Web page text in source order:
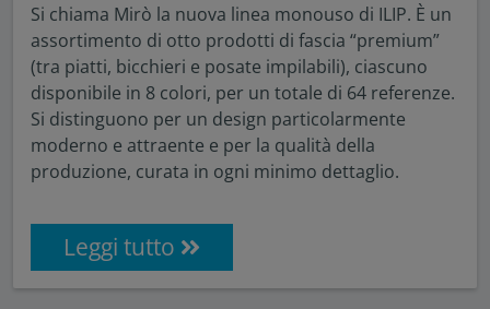
Si chiama Mirò la nuova linea monouso di ILIP. È un
assortimento di otto prodotti di fascia “premium”
(tra piatti, bicchieri e posate impilabili), ciascuno
disponibile in 8 colori, per un totale di 64 referenze.
Si distinguono per un design particolarmente
moderno e attraente e per la qualità della
produzione, curata in ogni minimo dettaglio.
Leggi tutto